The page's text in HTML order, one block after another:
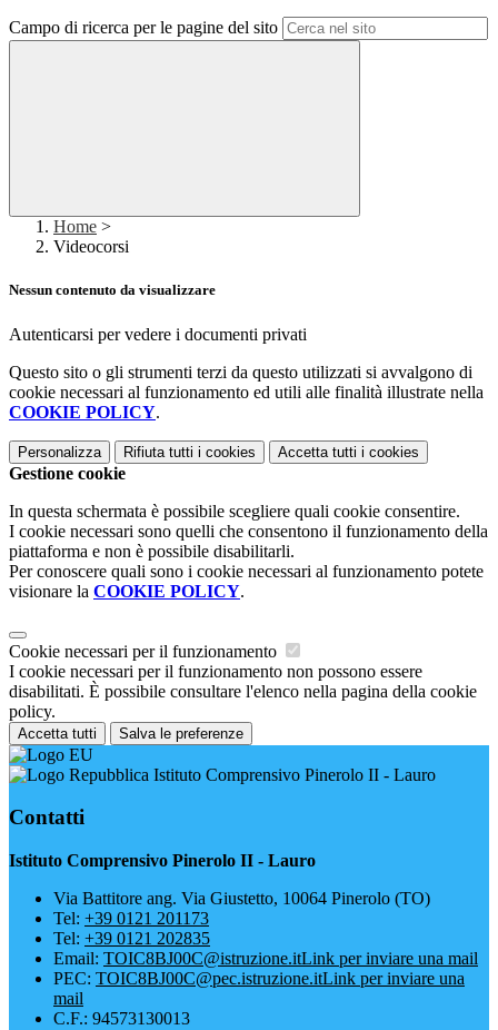
Campo di ricerca per le pagine del sito
Home >
Videocorsi
Nessun contenuto da visualizzare
Autenticarsi per vedere i documenti privati
Questo sito o gli strumenti terzi da questo utilizzati si avvalgono di
cookie necessari al funzionamento ed utili alle finalità illustrate nella
COOKIE POLICY.
Personalizza Rifiuta tutti i cookies Accetta tutti i cookies
Gestione cookie
In questa schermata è possibile scegliere quali cookie consentire.
I cookie necessari sono quelli che consentono il funzionamento della
piattaforma e non è possibile disabilitarli.
Per conoscere quali sono i cookie necessari al funzionamento potete
visionare la COOKIE POLICY.
Cookie necessari per il funzionamento
I cookie necessari per il funzionamento non possono essere
disabilitati. È possibile consultare l'elenco nella pagina della cookie
policy.
Accetta tutti Salva le preferenze
Istituto Comprensivo Pinerolo II - Lauro
Contatti
Istituto Comprensivo Pinerolo II - Lauro
Via Battitore ang. Via Giustetto, 10064 Pinerolo (TO)
Tel: +39 0121 201173
Tel: +39 0121 202835
Email: TOIC8BJ00C@istruzione.itLink per inviare una mail
PEC: TOIC8BJ00C@pec.istruzione.itLink per inviare una
mail
C.F.: 94573130013